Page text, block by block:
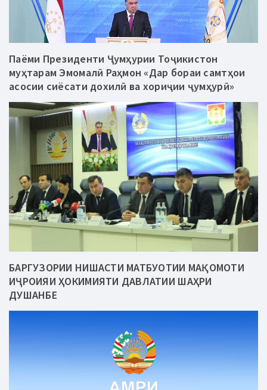
Паёми Президенти Ҷумҳурии Тоҷикистон
муҳтарам Эмомалӣ Раҳмон «Дар бораи самтҳои
асосии сиёсати дохилӣ ва хориҷии ҷумҳурӣ»
БАРГУЗОРИИ НИШАСТИ МАТБУОТИИ МАҚОМОТИ
ИҶРОИЯИ ҲОКИМИЯТИ ДАВЛАТИИ ШАҲРИ
ДУШАНБЕ